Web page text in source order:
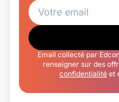
Email collecté par
renseigner sur des
confidentialitéet